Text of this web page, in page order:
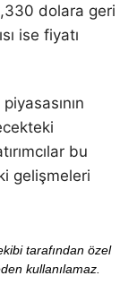
dolara geri
ise fiyatı
bu
gelişmeleri
tarafından özel
kullanılamaz.